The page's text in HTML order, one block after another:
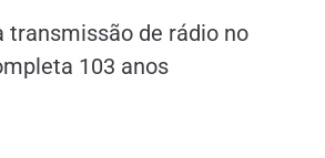
transmissão de rádio no
103 anos